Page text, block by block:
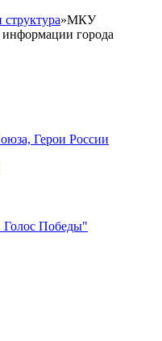
структура»МКУ
города
Герои России
Голос Победы"